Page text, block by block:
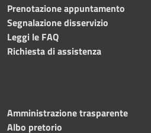
Prenotazione appuntamento
Segnalazione disservizio
Leggi le FAQ
Richiesta di assistenza
Amministrazione trasparente
Albo pretorio